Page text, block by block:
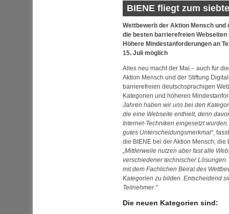
BIENE fliegt zum
Wettbewerb der Aktion Mensch
die besten barrierefreienWebseiten
Höhere Mindestanforderungen an
15. Juli möglich
Alles neu macht der Mai – auch für
Aktion Mensch und der Stiftung
barrierefreien deutschsprachigen
Kategorien und höheren
Jahren haben wir uns bei den
die eine Webseite enthielt, denn
Internet-Techniken eingesetzt
gutes Unterscheidungsmerkmal ,
die BIENE bei der Aktion Mensch,
Mittlerweile nutzen aber fast alle Web
verschiedener technischer
mit dem Fachlichen Beirat des
Kategorien zu bilden. Entscheidend
Teilnehmer.
Die neuen Kategorien sind: